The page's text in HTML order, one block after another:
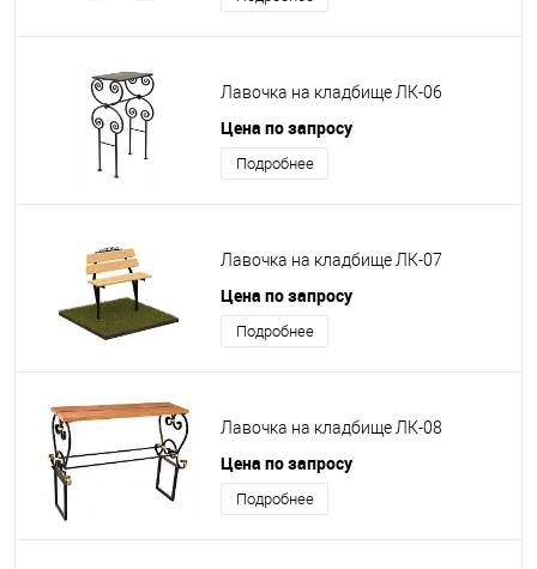
Лавочка на кладбище ЛК-06
Цена по запросу
Подробнее
Лавочка на кладбище ЛК-07
Цена по запросу
Подробнее
Лавочка на кладбище ЛК-08
Цена по запросу
Подробнее